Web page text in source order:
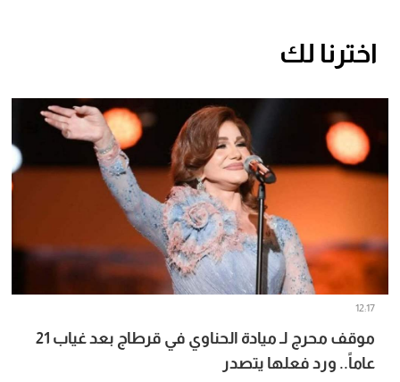
اخترنا لك
موقف محرج لـ ميادة الحناوي في قرطاج بعد غياب 21
عاماً.. ورد فعلها يتصدر
12:17